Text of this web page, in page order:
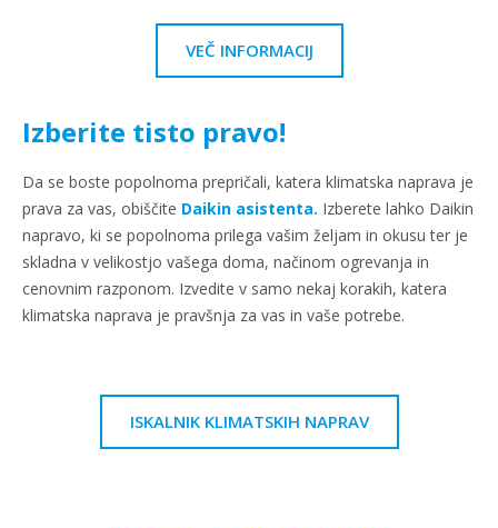
VEČ INFORMACIJ
Izberite tisto pravo!
Da se boste popolnoma prepričali, katera klimatska naprava je
prava za vas, obiščite Daikin asistenta. Izberete lahko Daikin
napravo, ki se popolnoma prilega vašim željam in okusu ter je
skladna v velikostjo vašega doma, načinom ogrevanja in
cenovnim razponom. Izvedite v samo nekaj korakih, katera
klimatska naprava je pravšnja za vas in vaše potrebe.
ISKALNIK KLIMATSKIH NAPRAV